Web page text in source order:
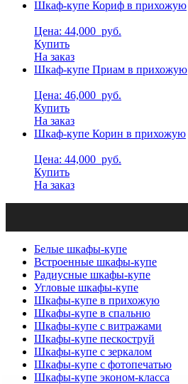
Шкаф-купе Кориф в прихожую
Цена: 44,000 руб.
Купить
На заказ
Шкаф-купе Приам в прихожую
Цена: 46,000 руб.
Купить
На заказ
Шкаф-купе Корин в прихожую
Цена: 44,000 руб.
Купить
На заказ
Белые шкафы-купе
Встроенные шкафы-купе
Радиусные шкафы-купе
Угловые шкафы-купе
Шкафы-купе в прихожую
Шкафы-купе в спальню
Шкафы-купе с витражами
Шкафы-купе пескоструй
Шкафы-купе с зеркалом
Шкафы-купе с фотопечатью
Шкафы-купе эконом-класса